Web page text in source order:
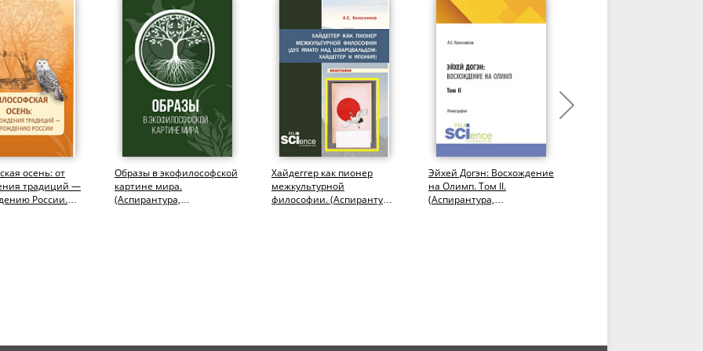
осень: от
традиций —
России.
Образы в экофилософской
картине мира.
(Аспирантура,
Хайдеггер как пионер
межкультурной
философии. (Аспирантура,
Эйхей Догэн: Восхождение
на Олимп. Том II.
(Аспирантура,